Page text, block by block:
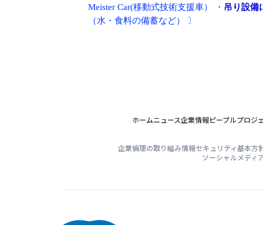
Meister Car(移動式技術支援車）
・ 吊り設備
（水・食料の備蓄など）
〕
ホームニュース企業情報ピープルプロジ
企業倫理の取り組み情報セキュリティ基本方
ソーシャルメディ